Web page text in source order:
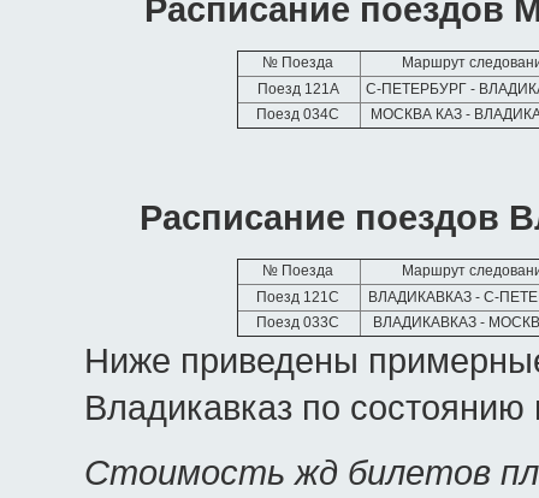
Расписание поездов
№ Поезда
Маршрут
Поезд 121А
С-ПЕТЕРБУРГ -
Поезд 034С
МОСКВА КАЗ -
Расписание поездов
№ Поезда
Маршрут
Поезд 121С
ВЛАДИКАВКАЗ - С-
Поезд 033С
ВЛАДИКАВКАЗ -
Ниже приведены
Владикавказ по
Стоимость жд билетов